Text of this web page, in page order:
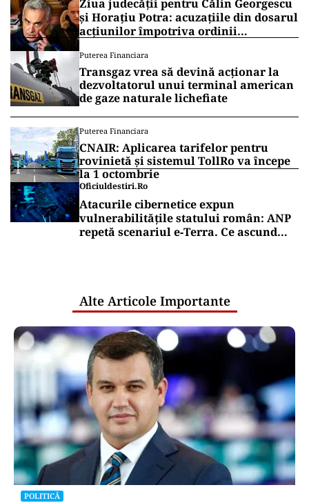
Ziua judecății pentru Călin Georgescu
și Horațiu Potra: acuzațiile din dosarul
acțiunilor împotriva ordinii
de la Înalta Curte
Puterea Financiara
Transgaz vrea să devină acționar la
dezvoltatorul unui terminal american
de gaze naturale lichefiate
Puterea Financiara
CNAIR: Aplicarea tarifelor pentru
rovinietă și sistemul TollRo va începe
la 1 octombrie
Oficiuldestiri.ro
Atacurile cibernetice expun
vulnerabilitățile statului român: ANP
repetă scenariul e‑Terra. Ce ascund
Alte Articole Importante
POLITICĂ